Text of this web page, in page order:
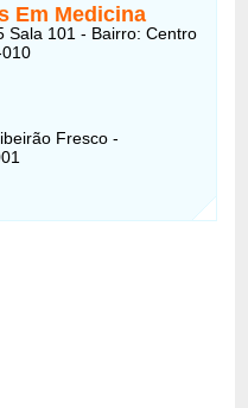
Em Medicina
Sala 101 - Bairro: Centro
Fresco -